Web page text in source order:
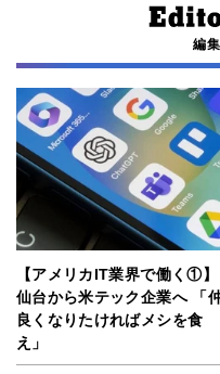
編
【アメリカIT業界で働く①】
仙台から米テック企業へ 「
良くなりたければメシを食
え」